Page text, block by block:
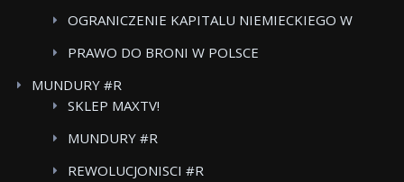
OGRANICZENIE KAPITALU NIEMIECKIEGO W
PRAWO DO BRONI W POLSCE
MUNDURY #R
SKLEP MAXTV!
MUNDURY #R
REWOLUCJONISCI #R